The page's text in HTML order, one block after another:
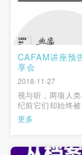
CAFAM讲座预
享会
2018-11-27
视与听，两项人
纪前它们却始终
代艺术和听觉文
家和流行音乐人
更多